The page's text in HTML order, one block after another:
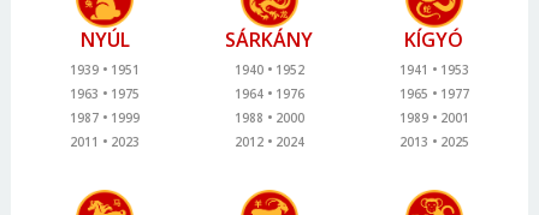
NYÚL
1939
1951
1963
1975
1987
1999
2011
2023
SÁRKÁNY
1940
1952
1964
1976
1988
2000
2012
2024
KÍGYÓ
1941
1953
1965
1977
1989
2001
2013
2025